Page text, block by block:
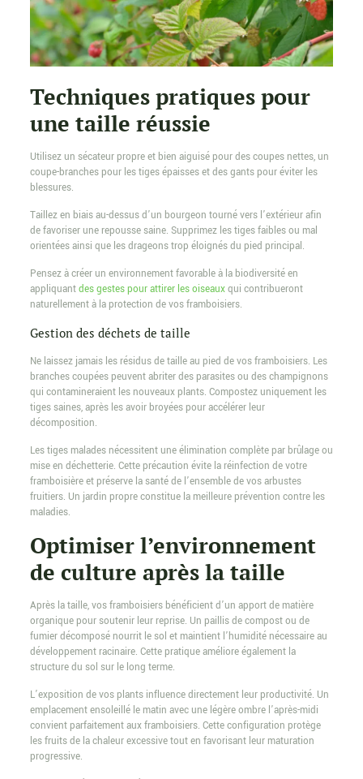
Techniques pratiques pour
une taille réussie
Utilisez un sécateur propre et bien aiguisé pour des coupes nettes, un
coupe-branches pour les tiges épaisses et des gants pour éviter les
blessures.
Taillez en biais au-dessus d’un bourgeon tourné vers l’extérieur afin
de favoriser une repousse saine. Supprimez les tiges faibles ou mal
orientées ainsi que les drageons trop éloignés du pied principal.
Pensez à créer un environnement favorable à la biodiversité en
appliquantdes gestes pour attirer les oiseauxqui contribueront
naturellement à la protection de vos framboisiers.
Gestion des déchets de taille
Ne laissez jamais les résidus de taille au pied de vos framboisiers. Les
branches coupées peuvent abriter des parasites ou des champignons
qui contamineraient les nouveaux plants. Compostez uniquement les
tiges saines, après les avoir broyées pour accélérer leur
décomposition.
Les tiges malades nécessitent une élimination complète par brûlage ou
mise en déchetterie. Cette précaution évite la réinfection de votre
framboisière et préserve la santé de l’ensemble de vos arbustes
fruitiers. Un jardin propre constitue la meilleure prévention contre les
maladies.
Optimiser l’environnement
de culture après la taille
Après la taille, vos framboisiers bénéficient d’un apport de matière
organique pour soutenir leur reprise. Un paillis de compost ou de
fumier décomposé nourrit le sol et maintient l’humidité nécessaire au
développement racinaire. Cette pratique améliore également la
structure du sol sur le long terme.
L’exposition de vos plants influence directement leur productivité. Un
emplacement ensoleillé le matin avec une légère ombre l’après-midi
convient parfaitement aux framboisiers. Cette configuration protège
les fruits de la chaleur excessive tout en favorisant leur maturation
progressive.